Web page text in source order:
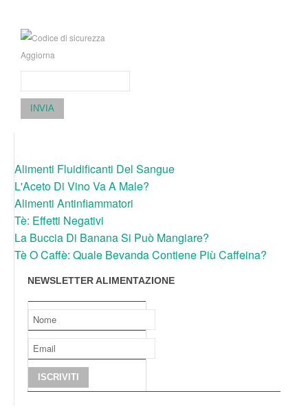
Aggiorna
INVIA
Alimenti Fluidificanti Del Sangue
L'Aceto Di Vino Va A Male?
Alimenti Antinfiammatori
Tè: Effetti Negativi
La Buccia Di Banana Si Può Mangiare?
Tè O Caffè: Quale Bevanda Contiene Più Caffeina?
NEWSLETTER ALIMENTAZIONE